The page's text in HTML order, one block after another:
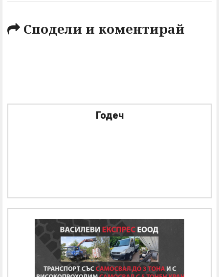
Сподели и коментирай
Годеч